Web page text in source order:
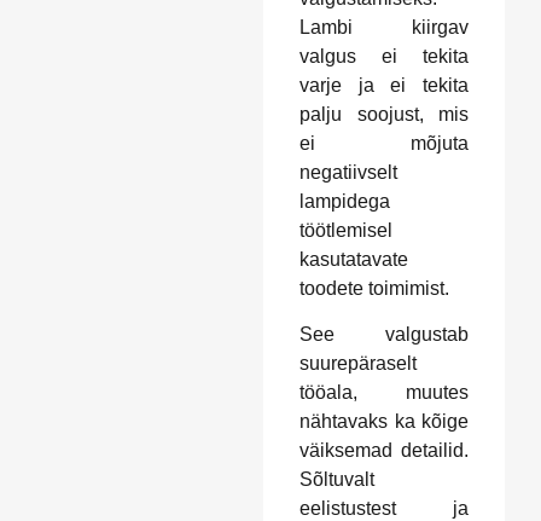
Lambi kiirgav
valgus ei tekita
varje ja ei tekita
palju soojust, mis
ei mõjuta
negatiivselt
lampidega
töötlemisel
kasutatavate
toodete toimimist.
See valgustab
suurepäraselt
tööala, muutes
nähtavaks ka kõige
väiksemad detailid.
Sõltuvalt
eelistustest ja